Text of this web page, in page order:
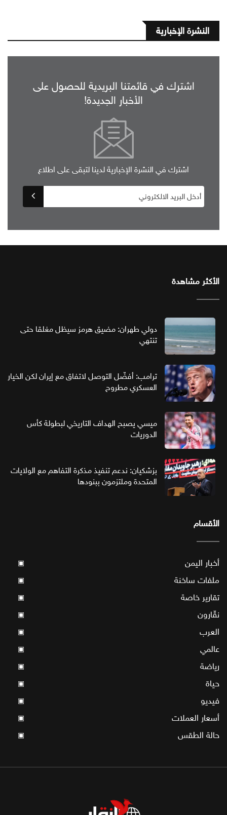
النشرة الإخبارية
اشترك في قائمتنا البريدية للحصول على
الأخبار الجديدة!
اشترك في النشرة الإخبارية لدينا لتبقى على اطلاع
الأكثر مشاهدة
دولي طهران: مضيق هرمز سيظل مغلقا حتى
تنتهي
ترامب: أفضّل التوصل لاتفاق مع إيران لكن الخيار
العسكري مطروح
ميسي يصبح الهداف التاريخي لبطولة كأس
الدوريات
بزشكيان: ندعم تنفيذ مذكرة التفاهم مع الولايات
المتحدة وملتزمون ببنودها
الأقسام
أخبار اليمن ▣
ملفات ساخنة ▣
تقارير خاصة ▣
نقّارون ▣
العرب ▣
عالمي ▣
رياضة ▣
حياة ▣
فيديو ▣
أسعار العملات ▣
حالة الطقس ▣